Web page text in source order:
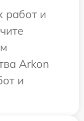
работ и
Arkon
и